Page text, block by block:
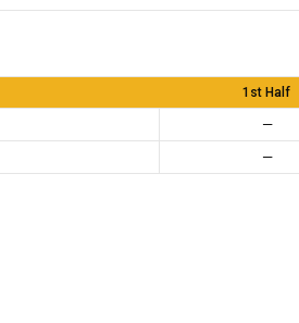
1st Half
—
—